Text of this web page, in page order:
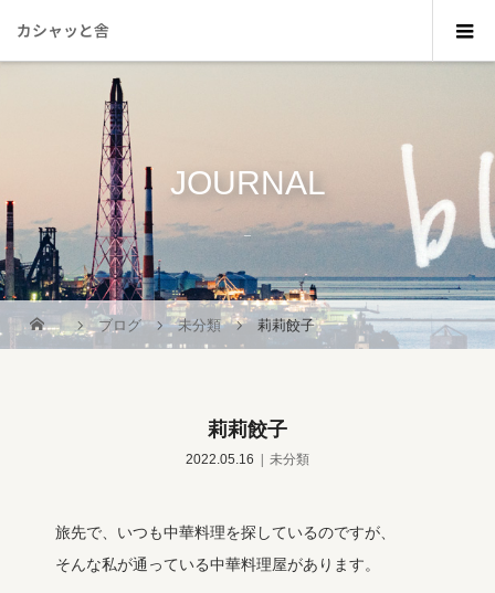
カシャッと舎
JOURNAL
_
ブログ 未分類 莉莉餃子
莉莉餃子
2022.05.16 未分類
旅先で、いつも中華料理を探しているのですが、
そんな私が通っている中華料理屋があります。